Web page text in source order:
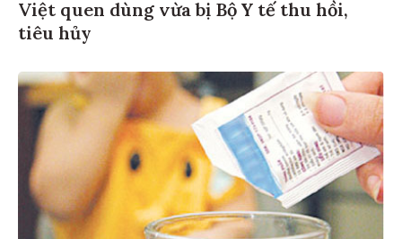
Việt quen dùng vừa bị Bộ Y tế thu hồi,
tiêu hủy